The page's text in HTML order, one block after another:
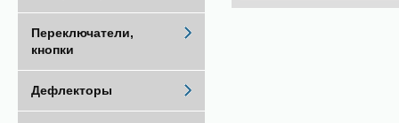
Переключатели,
кнопки
Дефлекторы